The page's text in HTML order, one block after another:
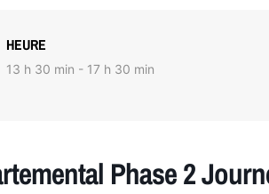
HEURE
13 h 30 min - 17 h 30 min
Phase 2